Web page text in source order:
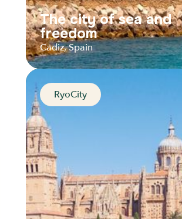
The city of sea and
freedom
Cadiz, Spain
The city of sea and
freedom
Cadiz, Spain
Distance
Durée
RyoCity